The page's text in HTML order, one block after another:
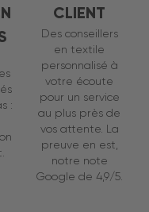
:
CLIENT
Des conseillers
en textile
personnalisé à
votre écoute
pour un service
au plus près de
vos attente. La
preuve en est,
notre note
Google de 4,9/5.